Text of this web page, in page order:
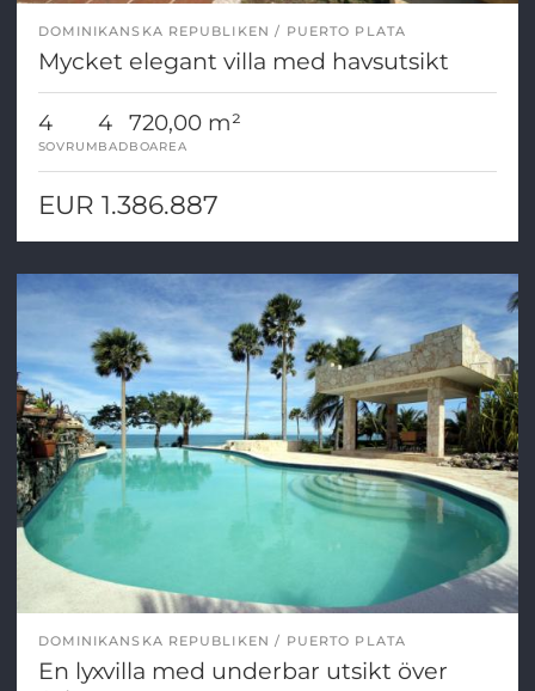
DOMINIKANSKA REPUBLIKEN PUERTO PLATA
Mycket elegant villa med havsutsikt
4
SOVRUM
4
BAD
720,00 m²
BOAREA
EUR 1.386.887
DOMINIKANSKA REPUBLIKEN PUERTO PLATA
En lyxvilla med underbar utsikt över